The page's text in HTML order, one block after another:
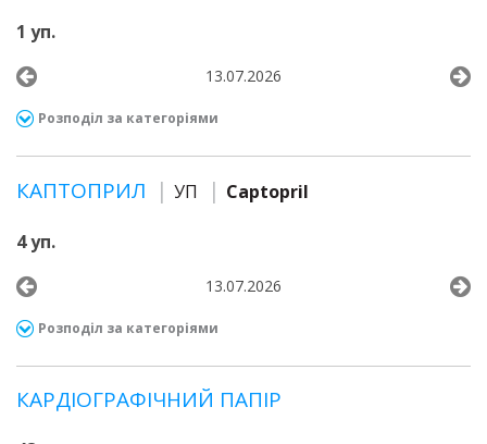
1 уп.
13.07.2026
Розподіл за категоріями
КАПТОПРИЛ УП Captopril
4 уп.
13.07.2026
Розподіл за категоріями
КАРДІОГРАФІЧНИЙ ПАПІР